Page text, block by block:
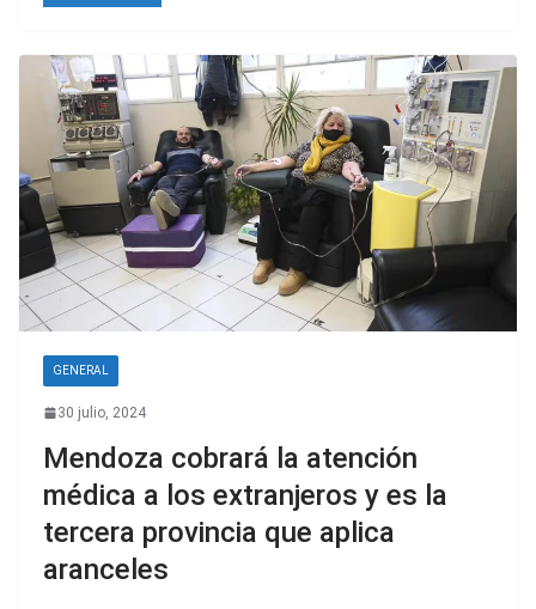
GENERAL
30 julio, 2024
Mendoza cobrará la atención
médica a los extranjeros y es la
tercera provincia que aplica
aranceles